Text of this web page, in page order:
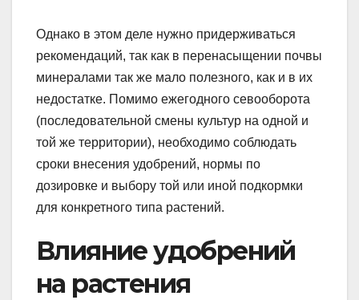
Однако в этом деле нужно придерживаться
рекомендаций, так как в перенасыщении почвы
минералами так же мало полезного, как и в их
недостатке. Помимо ежегодного севооборота
(последовательной смены культур на одной и
той же территории), необходимо соблюдать
сроки внесения удобрений, нормы по
дозировке и выбору той или иной подкормки
для конкретного типа растений.
Влияние удобрений
на растения